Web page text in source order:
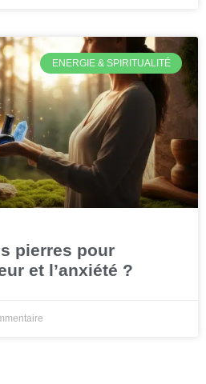
ENERGIE & SPIRITUALITÉ
pierres pour
et l’anxiété ?